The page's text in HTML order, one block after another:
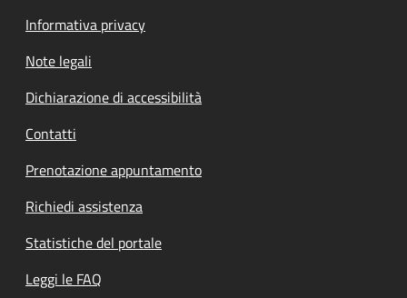
Informativa privacy
Note legali
Dichiarazione di accessibilità
Contatti
Prenotazione appuntamento
Richiedi assistenza
Statistiche del portale
Leggi le FAQ